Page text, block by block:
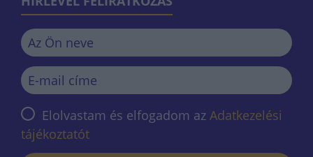
Elolvastam és elfogadom az Adatkezelési
tájékoztatót